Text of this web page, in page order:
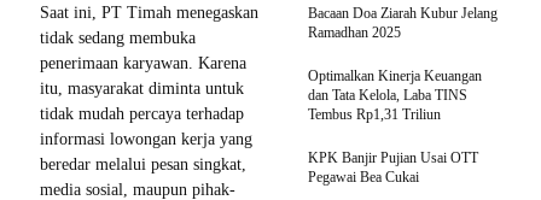
Saat ini, PT Timah menegaskan
tidak sedang membuka
penerimaan karyawan. Karena
itu, masyarakat diminta untuk
tidak mudah percaya terhadap
informasi lowongan kerja yang
beredar melalui pesan singkat,
media sosial, maupun pihak-
Bacaan Doa Ziarah Kubur Jelang
Ramadhan 2025
Optimalkan Kinerja Keuangan
dan Tata Kelola, Laba TINS
Tembus Rp1,31 Triliun
KPK Banjir Pujian Usai OTT
Pegawai Bea Cukai